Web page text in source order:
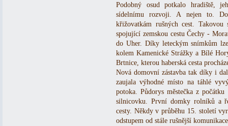
Podobný osud potkalo hradiště,
sídelnímu rozvoji. A nejen to.
křižovatkám rušných cest. Takovou
spojující zemskou cestu Čechy -
do Uher. Díky leteckým snímkům
kolem Kamenické Strážky a Bílé
Brtnice, kterou haberská cesta
Nová domovní zástavba tak díky i
zaujala výhodné místo na táhlé
potoka. Půdorys městečka z
silnicovku. První domky rolníků a
cesty. Někdy v průběhu 15. století
odstupem od stále rušnější